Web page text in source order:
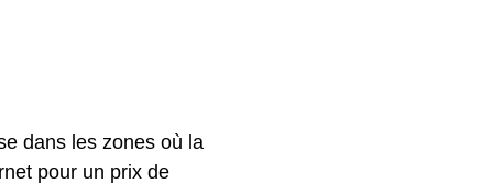
dans les zones où la
pour un prix de